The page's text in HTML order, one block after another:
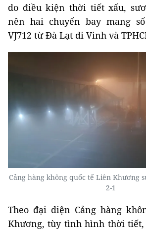
do điều kiện thời tiết xấu,
nên hai chuyến bay mang
VJ712 từ Đà Lạt đi Vinh và
Cảng hàng không quốc tế Liên Khương
2-1
Theo đại diện Cảng hàng
Khương, tùy tình hình thời tiết,